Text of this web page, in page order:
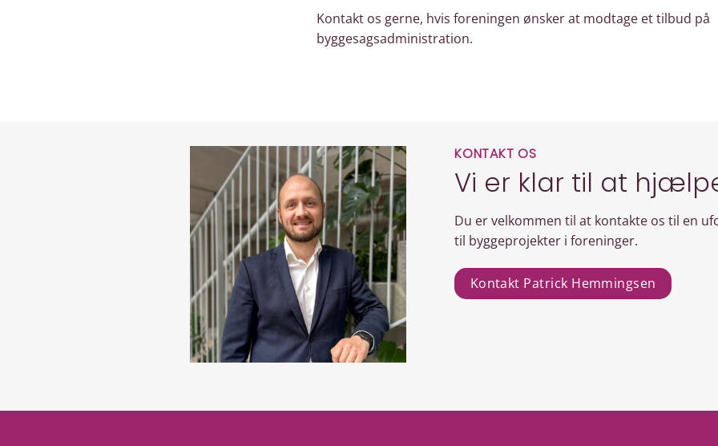
Kontakt os gerne, hvis foreningen ønsker at modtage et tilbud på
byggesagsadministration.
KONTAKT OS
Vi er klar til at
Du er velkommen til at kontakte os til en
til byggeprojekter i foreninger.
Kontakt Patrick Hemmingsen